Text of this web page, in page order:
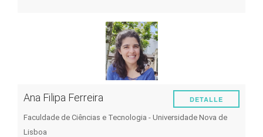
Ana Filipa Ferreira
Faculdade de Ciências e Tecnologia - Universidade Nova de
Lisboa
DETALLE